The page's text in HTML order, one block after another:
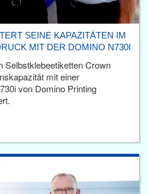
SEINE KAPAZITÄTEN IM
MIT DER DOMINO N730I
Selbstklebeetiketten Crown
mit einer
von Domino Printing